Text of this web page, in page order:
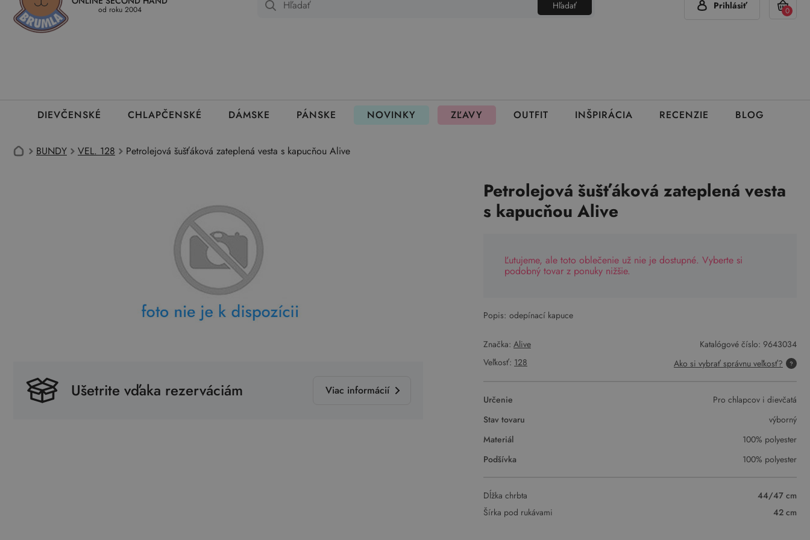
Kedy a ako dostanem tovar Ako môžem vrátiť oblečenie Ako fungujú rezervácie +420 777 319 477 (Pon - Pia 7:00 - 15:00) info@brumla.sk
od roku 2004 Hľadať Prihlásiť 0
DIEVČENSKÉ CHLAPČENSKÉ DÁMSKE PÁNSKE NOVINKY ZĽAVY OUTFIT INŠPIRÁCIA RECENZIE BLOG
BUNDY VEL. 128 Petrolejová šušťáková zateplená vesta s kapucňou Alive
Ušetrite vďaka rezerváciám Viac informácií
Petrolejová šušťáková zateplená vesta
s kapucňou Alive
Ľutujeme, ale toto oblečenie už nie je dostupné. Vyberte si
podobný tovar z ponuky nižšie.
Popis: odepínací kapuce
Značka: Alive Katalógové číslo: 9643034
Veľkosť: 128 Ako si vybrať správnu veľkosť?
Určenie
Pro chlapcov i dievčatá
Stav tovaru
výborný
Materiál
100% polyester
Podšívka
100% polyester
Dĺžka chrbta
44/47 cm
Šírka pod rukávami
42 cm